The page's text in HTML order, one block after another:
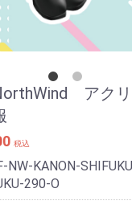
アク
税込
NW-KANON-
290-O